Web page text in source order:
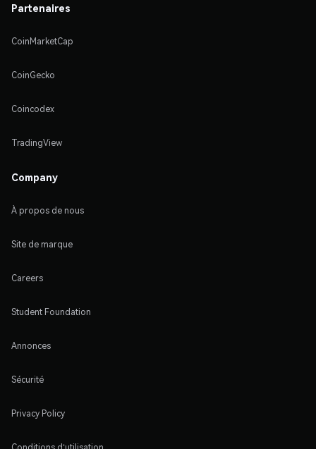
Partenaires
CoinMarketCap
CoinGecko
Coincodex
TradingView
Company
À propos de nous
Site de marque
Careers
Student Foundation
Annonces
Sécurité
Privacy Policy